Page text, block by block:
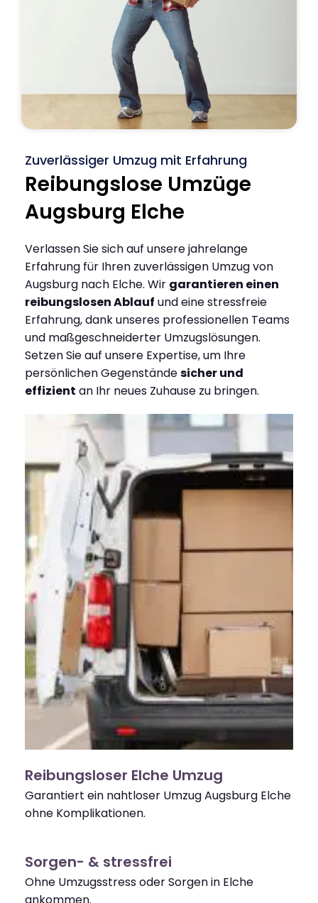
Zuverlässiger Umzug mit Erfahrung
Reibungslose Umzüge
Augsburg Elche
Verlassen Sie sich auf unsere jahrelange
Erfahrung für Ihren zuverlässigen Umzug von
Augsburg nach Elche. Wir garantieren einen
reibungslosen Ablauf und eine stressfreie
Erfahrung, dank unseres professionellen Teams
und maßgeschneiderter Umzugslösungen.
Setzen Sie auf unsere Expertise, um Ihre
persönlichen Gegenständesicher und
effizient an Ihr neues Zuhause zu bringen.
Reibungsloser Elche Umzug
Garantiert ein nahtloser Umzug Augsburg Elche
ohne Komplikationen.
Sorgen- & stressfrei
Ohne Umzugsstress oder Sorgen in Elche